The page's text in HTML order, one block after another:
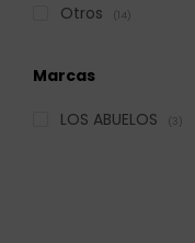
Otros (14)
Marcas
LOS ABUELOS
(3)